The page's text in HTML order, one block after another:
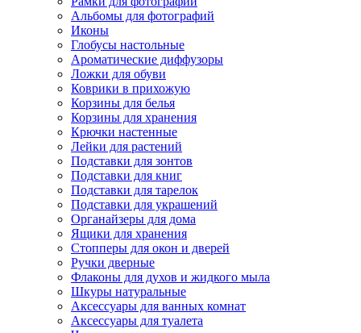
Альбомы для фотографий
Иконы
Глобусы настольные
Ароматические диффузоры
Ложки для обуви
Коврики в прихожую
Корзины для белья
Корзины для хранения
Крючки настенные
Лейки для растений
Подставки для зонтов
Подставки для книг
Подставки для тарелок
Подставки для украшений
Органайзеры для дома
Ящики для хранения
Стопперы для окон и дверей
Ручки дверные
Флаконы для духов и жидкого мыла
Шкуры натуральные
Аксессуары для ванных комнат
Аксессуары для туалета